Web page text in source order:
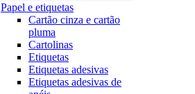
Papel e etiquetas
Cartão cinza e cartão
pluma
Cartolinas
Etiquetas
Etiquetas adesivas
Etiquetas adesivas de